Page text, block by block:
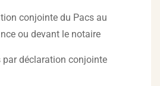
conjointe du Pacs au
ou devant le notaire
par déclaration conjointe